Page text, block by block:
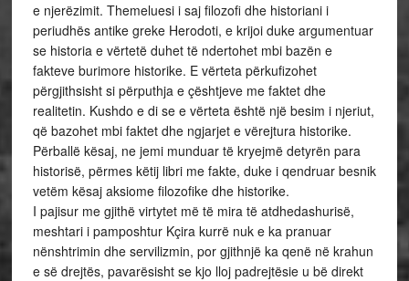
e njerëzimit. Themeluesi i saj filozofi dhe historiani i
periudhës antike greke Herodoti, e krijoi duke argumentuar
se historia e vërtetë duhet të ndertohet mbi bazën e
fakteve burimore historike. E vërteta përkufizohet
përgjithsisht si përputhja e çështjeve me faktet dhe
realitetin. Kushdo e di se e vërteta është një besim i njeriut,
që bazohet mbi faktet dhe ngjarjet e vërejtura historike.
Përballë kësaj, ne jemi munduar të kryejmë detyrën para
historisë, përmes këtij libri me fakte, duke i qendruar besnik
vetëm kësaj aksiome filozofike dhe historike.
I pajisur me gjithë virtytet më të mira të atdhedashurisë,
meshtari i pamposhtur Kçira kurrë nuk e ka pranuar
nënshtrimin dhe servilizmin, por gjithnjë ka qenë në krahun
e së drejtës, pavarësisht se kjo lloj padrejtësie u bë direkt